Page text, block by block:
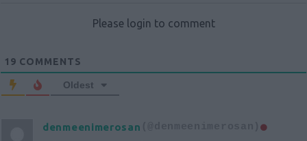
Please login to comment
19 COMMENTS
Oldest
denmeenimerosan (@denmeenimerosan)